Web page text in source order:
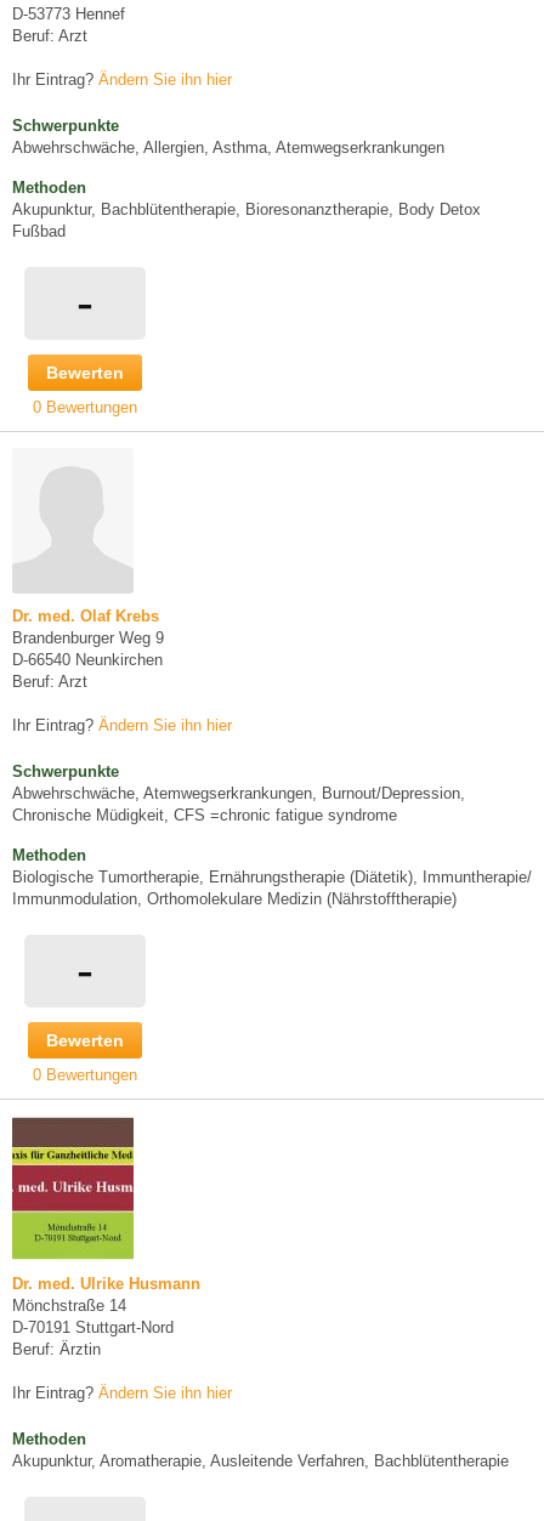
D-53773 Hennef
Beruf: Arzt
Ihr Eintrag? Ändern Sie ihn hier
Schwerpunkte
Abwehrschwäche, Allergien, Asthma, Atemwegserkrankungen
Methoden
Akupunktur, Bachblütentherapie, Bioresonanztherapie, Body Detox
Fußbad
-
Bewerten
0 Bewertungen
Dr. med. Olaf Krebs
Brandenburger Weg 9
D-66540 Neunkirchen
Beruf: Arzt
Ihr Eintrag? Ändern Sie ihn hier
Schwerpunkte
Abwehrschwäche, Atemwegserkrankungen, Burnout/Depression,
Chronische Müdigkeit, CFS =chronic fatigue syndrome
Methoden
Biologische Tumortherapie, Ernährungstherapie (Diätetik), Immuntherapie/
Immunmodulation, Orthomolekulare Medizin (Nährstofftherapie)
-
Bewerten
0 Bewertungen
Dr. med. Ulrike Husmann
Mönchstraße 14
D-70191 Stuttgart-Nord
Beruf: Ärztin
Ihr Eintrag? Ändern Sie ihn hier
Methoden
Akupunktur, Aromatherapie, Ausleitende Verfahren, Bachblütentherapie